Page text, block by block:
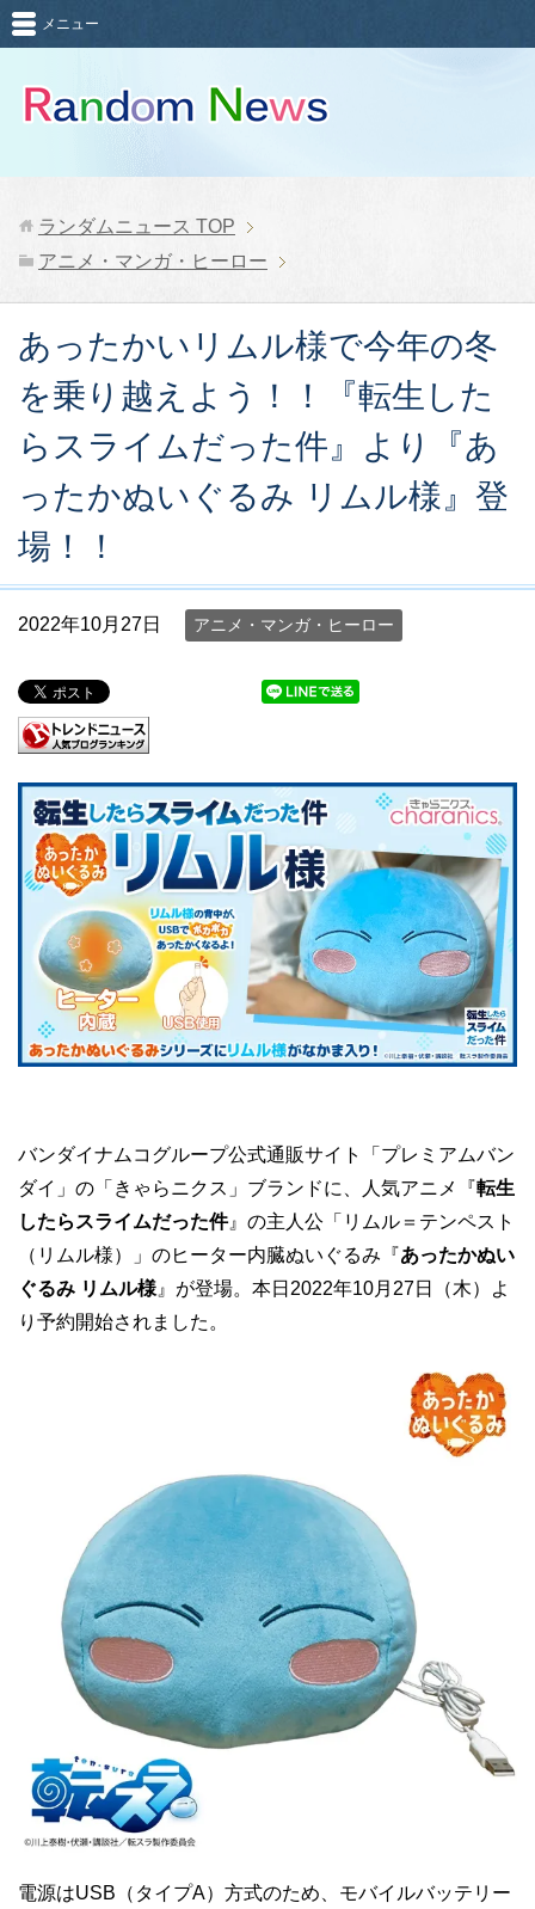
メニュー
ランダムニュース TOP
アニメ・マンガ・ヒーロー
あったかいリムル様で今年の冬
を乗り越えよう！！『転生した
らスライムだった件』より『あ
ったかぬいぐるみ リムル様』登
場！！
2022年10月27日 アニメ・マンガ・ヒーロー
バンダイナムコグループ公式通販サイト「プレミアムバン
ダイ」の「きゃらニクス」ブランドに、人気アニメ『転生
したらスライムだった件』の主人公「リムル＝テンペスト
（リムル様）」のヒーター内臓ぬいぐるみ『あったかぬい
ぐるみ リムル様 』が登場。本日2022年10月27日（木）よ
り予約開始されました。
電源はUSB（タイプA）方式のため、モバイルバッテリー